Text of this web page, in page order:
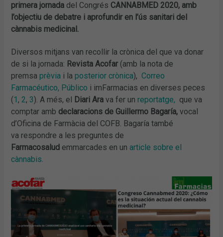
primera jornada del Congrés CANNABMED 2020, amb
l’objectiu de debatre i aprofundir en l’ús sanitari del
cànnabis medicinal.
Diversos mitjans van recollir la crònica del que va donar
de si la jornada: Revista Acofar(amb la nota de
premsaprèvia i laposterior crònica),Correo
Farmacéutico, Público i imFarmacias en diverses peces
(1,2,3). A més, el Diari Ara va fer un reportatge, que va
comptar amb declaracions de Guillermo Bagaría,vocal
d’Oficina de Farmàcia del COFB. Bagaría també
va respondre a les preguntes de
Farmacosalud emmarcades en unarticle sobre el
cànnabis.